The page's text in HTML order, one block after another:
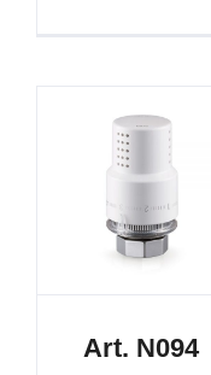
Art. N094